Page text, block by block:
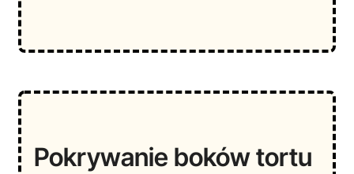
Pokrywanie boków tortu